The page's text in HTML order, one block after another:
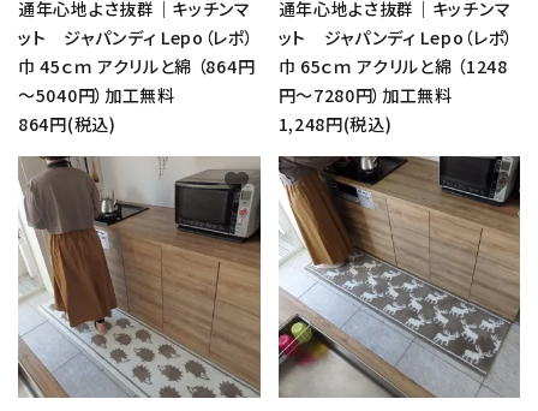
通年心地よさ抜群｜キッチンマ
ット ジャパンディ Lepo（レポ）
巾 45ｃｍ アクリルと綿 （864円
～5040円）加工無料
864円(税込)
通年心地よさ抜群｜キッチンマ
ット ジャパンディ Lepo（レポ）
巾 65ｃｍ アクリルと綿 （1248
円～7280円）加工無料
1,248円(税込)
favorite favorite